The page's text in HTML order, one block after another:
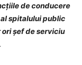
de conducere
spitalului public
șef de serviciu